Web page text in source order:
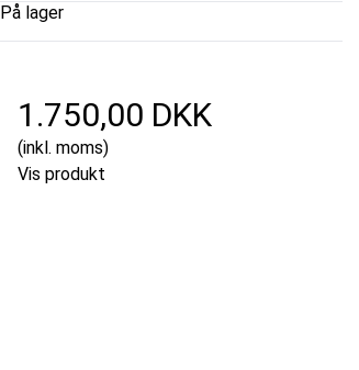
På lager
1.750,00 DKK
(inkl. moms)
Vis produkt